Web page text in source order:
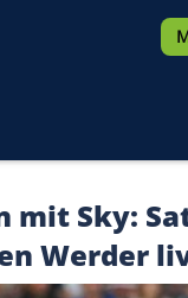
mit Sky:
Werder